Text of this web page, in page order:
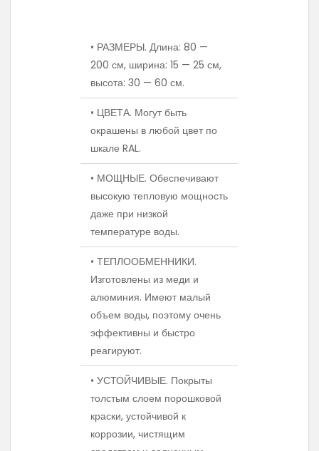
• РАЗМЕРЫ. Длина: 80 —
200 см, ширина: 15 — 25 см,
высота: 30 — 60 см.
• ЦВЕТА. Могут быть
окрашены в любой цвет по
шкале RAL.
• МОЩНЫЕ. Обеспечивают
высокую тепловую мощность
даже при низкой
температуре воды.
• ТЕПЛООБМЕННИКИ.
Изготовлены из меди и
алюминия. Имеют малый
объем воды, поэтому очень
эффективны и быстро
реагируют.
• УСТОЙЧИВЫЕ. Покрыты
толстым слоем порошковой
краски, устойчивой к
коррозии, чистящим